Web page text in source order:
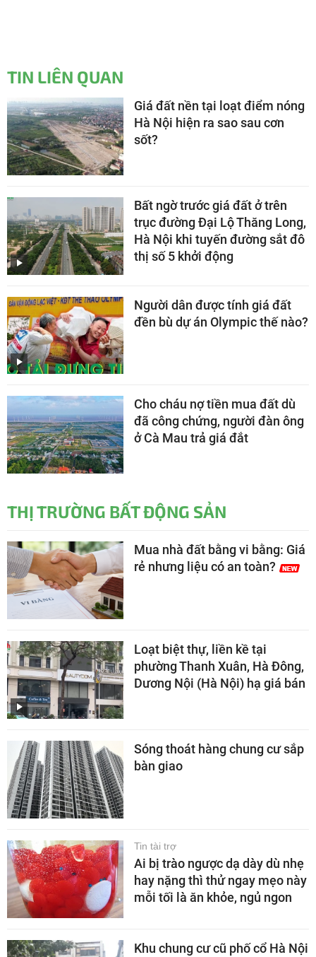
TIN LIÊN QUAN
Giá đất nền tại loạt điểm nóng
Hà Nội hiện ra sao sau cơn
sốt?
Bất ngờ trước giá đất ở trên
trục đường Đại Lộ Thăng Long,
Hà Nội khi tuyến đường sắt đô
thị số 5 khởi động
Người dân được tính giá đất
đền bù dự án Olympic thế nào?
Cho cháu nợ tiền mua đất dù
đã công chứng, người đàn ông
ở Cà Mau trả giá đắt
THỊ TRƯỜNG BẤT ĐỘNG SẢN
Mua nhà đất bằng vi bằng: Giá
rẻ nhưng liệu có an toàn?
Loạt biệt thự, liền kề tại
phường Thanh Xuân, Hà Đông,
Dương Nội (Hà Nội) hạ giá bán
Sóng thoát hàng chung cư sắp
bàn giao
Tin tài trợ
Ai bị trào ngược dạ dày dù nhẹ
hay nặng thì thử ngay mẹo này
mỗi tối là ăn khỏe, ngủ ngon
Khu chung cư cũ phố cổ Hà Nội